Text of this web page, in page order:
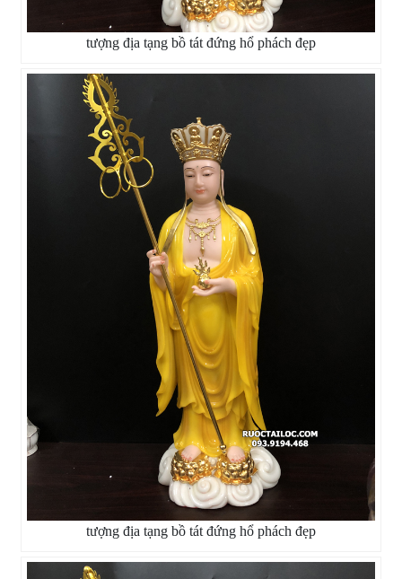
tượng địa tạng bồ tát đứng hổ phách đẹp
tượng địa tạng bồ tát đứng hổ phách đẹp